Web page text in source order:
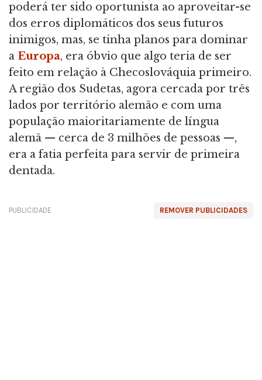
poderá ter sido oportunista ao aproveitar-se
dos erros diplomáticos dos seus futuros
inimigos, mas, se tinha planos para dominar
a Europa, era óbvio que algo teria de ser
feito em relação à Checoslováquia primeiro.
A região dos Sudetas, agora cercada por três
lados por território alemão e com uma
população maioritariamente de língua
alemã — cerca de 3 milhões de pessoas —,
era a fatia perfeita para servir de primeira
dentada.
REMOVER PUBLICIDADES
PUBLICIDADE